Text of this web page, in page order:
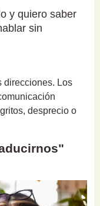
y quiero saber
sin
direcciones. Los
desprecio o